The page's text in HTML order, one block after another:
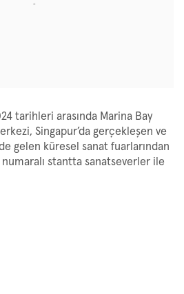
tarihleri arasında Marina Bay
Singapur’da gerçekleşen ve
gelen küresel sanat fuarlarından
numaralı stantta sanatseverler ile